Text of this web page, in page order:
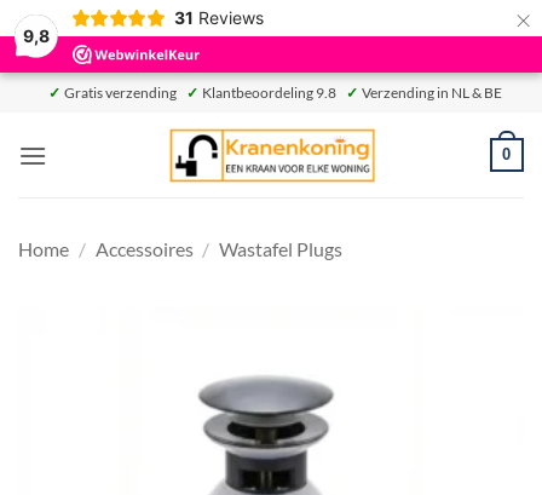
9,8
31 Reviews ×
Ga
inhoud
✓ Gratis verzending ✓ Klantbeoordeling 9.8 ✓ Verzending in NL & BE
0
Home / Accessoires / Wastafel Plugs